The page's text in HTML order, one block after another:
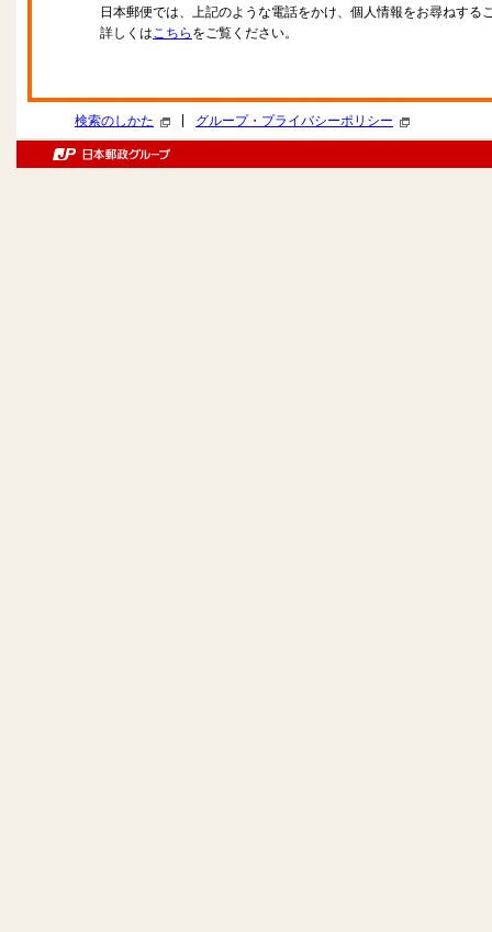
日本郵便では、上記のような電話をかけ、個人情報をお尋ねする
詳しくはこちら をご覧ください。
検索のしかた グループ・プライバシーポリシー